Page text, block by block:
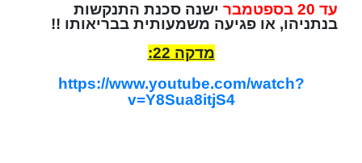
עד 20 בספטמבר
ישנה סכנת התנקשות
בנתניהו, או פגיעה משמעותית בבריאותו !!
מדקה 22:
https://www.youtube.com/watch?
v=Y8Sua8itjS4